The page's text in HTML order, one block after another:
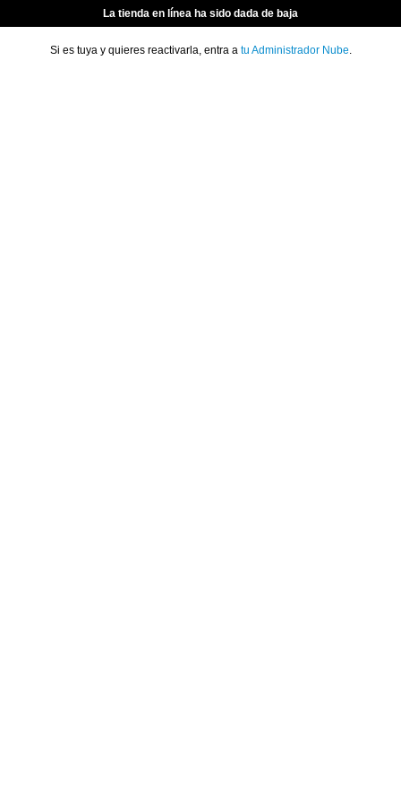
La tienda en línea ha sido dada de baja
Si es tuya y quieres reactivarla, entra a tu Administrador Nube.